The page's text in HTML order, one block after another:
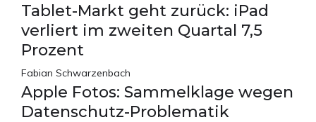
Tablet-Markt geht zurück: iPad
verliert im zweiten Quartal 7,5
Prozent
Fabian Schwarzenbach
Apple Fotos: Sammelklage wegen
Datenschutz-Problematik